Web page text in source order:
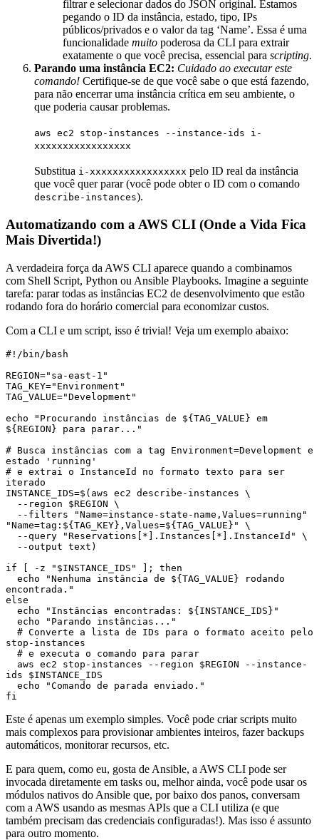
filtrar e selecionar dados do JSON original. Estamos
pegando o ID da instância, estado, tipo, IPs
públicos/privados e o valor da tag ‘Name’. Essa é uma
funcionalidade muito poderosa da CLI para extrair
exatamente o que você precisa, essencial para scripting.
Parando uma instância EC2: Cuidado ao executar este
comando! Certifique-se de que você sabe o que está fazendo,
para não encerrar uma instância crítica em seu ambiente, o
que poderia causar problemas.
aws ec2 stop-instances --instance-ids i-
xxxxxxxxxxxxxxxxx
Substitua i-xxxxxxxxxxxxxxxxx pelo ID real da instância
que você quer parar (você pode obter o ID com o comando
describe-instances).
Automatizando com a AWS CLI (Onde a Vida Fica
Mais Divertida!)
A verdadeira força da AWS CLI aparece quando a combinamos
com Shell Script, Python ou Ansible Playbooks. Imagine a seguinte
tarefa: parar todas as instâncias EC2 de desenvolvimento que estão
rodando fora do horário comercial para economizar custos.
Com a CLI e um script, isso é trivial! Veja um exemplo abaixo:
#!/bin/bash
REGION="sa-east-1"
TAG_KEY="Environment"
TAG_VALUE="Development"
echo "Procurando instâncias de ${TAG_VALUE} em
${REGION} para parar..."
# Busca instâncias com a tag Environment=Development e
estado 'running'
# e extrai o InstanceId no formato texto para ser
iterado
INSTANCE_IDS=$(aws ec2 describe-instances \
"Name=tag:${TAG_KEY},Values=${TAG_VALUE}" \
if [ -z "$INSTANCE_IDS" ]; then
encontrada."
else
stop-instances
ids $INSTANCE_IDS
Este é apenas um exemplo simples. Você pode criar scripts muito
mais complexos para provisionar ambientes inteiros, fazer backups
automáticos, monitorar recursos, etc.
E para quem, como eu, gosta de Ansible, a AWS CLI pode ser
invocada diretamente em tasks ou, melhor ainda, você pode usar os
módulos nativos do Ansible que, por baixo dos panos, conversam
com a AWS usando as mesmas APIs que a CLI utiliza (e que
também precisam das credenciais configuradas!). Mas isso é assunto
para outro momento.